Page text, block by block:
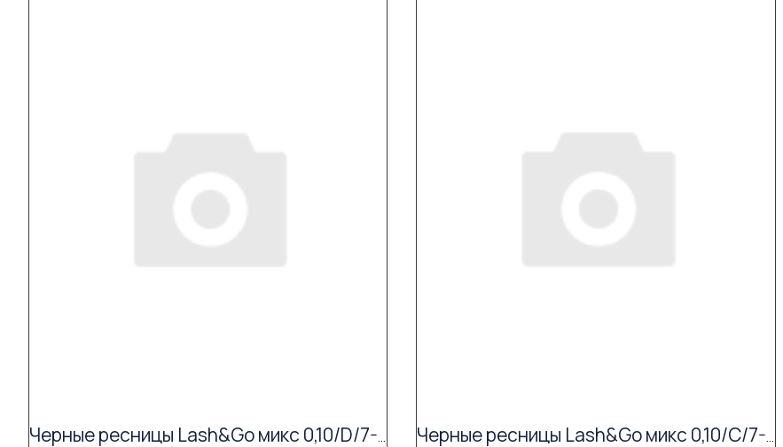
Черные ресницы Lash&Go микс 0,10/D/7-14 mm (16 линий) Черные ресницы Lash&Go микс 0,10/C/7-14 mm (16 линий)